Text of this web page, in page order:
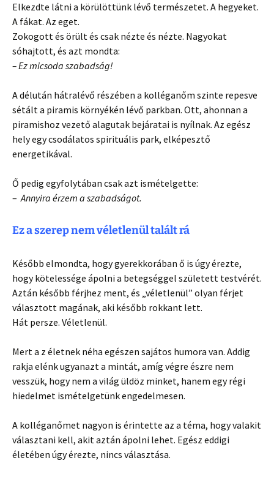
Elkezdte látni a körülöttünk lévő természetet. A hegyeket.
A fákat. Az eget.
Zokogott és örült és csak nézte és nézte. Nagyokat
sóhajtott, és azt mondta:
– Ez micsoda szabadság!
A délután hátralévő részében a kolléganőm szinte repesve
sétált a piramis környékén lévő parkban. Ott, ahonnan a
piramishoz vezető alagutak bejáratai is nyílnak. Az egész
hely egy csodálatos spirituális park, elképesztő
energetikával.
Ő pedig egyfolytában csak azt ismételgette:
–Annyira érzem a szabadságot.
Ez a szerep nem véletlenül talált rá
Később elmondta, hogy gyerekkorában ő is úgy érezte,
hogy kötelessége ápolni a betegséggel született testvérét.
Aztán később férjhez ment, és „véletlenül” olyan férjet
választott magának, aki később rokkant lett.
Hát persze. Véletlenül.
Mert a z életnek néha egészen sajátos humora van. Addig
rakja elénk ugyanazt a mintát, amíg végre észre nem
vesszük, hogy nem a világ üldöz minket, hanem egy régi
hiedelmet ismételgetünk engedelmesen.
A kolléganőmet nagyon is érintette az a téma, hogy valakit
választani kell, akit aztán ápolni lehet. Egész eddigi
életében úgy érezte, nincs választása.